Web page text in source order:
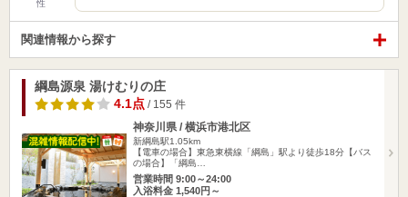
性
関連情報から探す
綱島源泉 湯けむりの庄
4.1点 / 155 件
神奈川県 / 横浜市港北区
新綱島駅1.05km
【電車の場合】東急東横線「綱島」駅より徒歩18分【バス
の場合】「綱島…
営業時間 9:00～24:00
入浴料金 1,540円～